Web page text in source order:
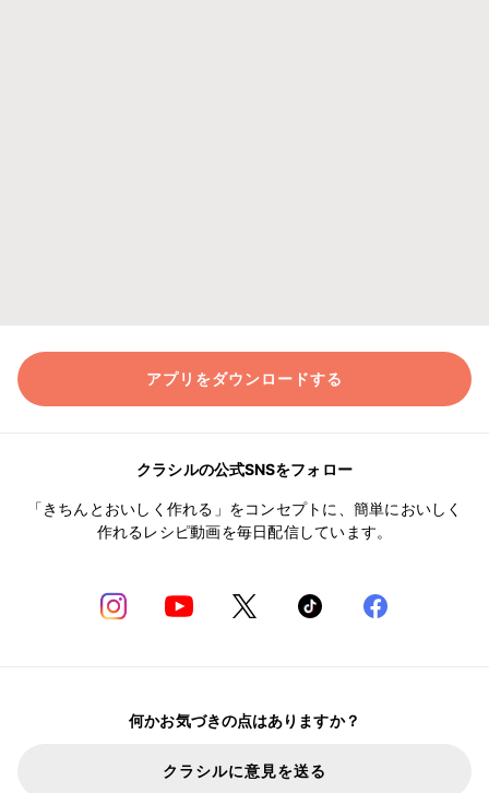
アプリをダウンロードする
クラシルの公式SNSをフォロー
「きちんとおいしく作れる」をコンセプトに、簡単においしく
作れるレシピ動画を毎日配信しています。
何かお気づきの点はありますか？
クラシルに意見を送る